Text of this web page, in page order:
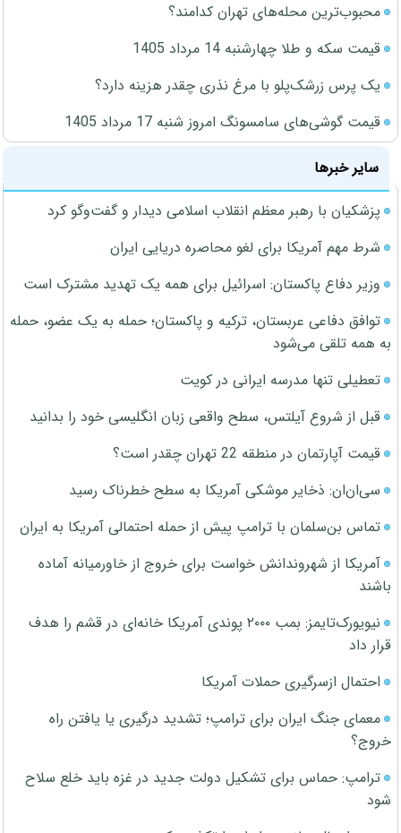
محبوب‌ترین محله‌های تهران کدامند؟
قیمت سکه و طلا چهارشنبه 14 مرداد 1405
یک پرس زرشک‌پلو با مرغ نذری چقدر هزینه دارد؟
قیمت گوشی‌های سامسونگ امروز شنبه 17 مرداد 1405
سایر خبرها
پزشکیان با رهبر معظم انقلاب اسلامی دیدار و گفت‌وگو کرد
شرط مهم آمریکا برای لغو محاصره دریایی ایران
وزیر دفاع پاکستان: اسرائیل برای همه یک تهدید مشترک است
توافق دفاعی عربستان، ترکیه و پاکستان؛ حمله به یک عضو، حمله
به همه تلقی می‌شود
تعطیلی تنها مدرسه ایرانی در کویت
قبل از شروع آیلتس، سطح واقعی زبان انگلیسی خود را بدانید
قیمت آپارتمان در منطقه 22 تهران چقدر است؟
سی‌ان‌ان: ذخایر موشکی آمریکا به سطح خطرناک رسید
تماس بن‌سلمان با ترامپ پیش از حمله احتمالی آمریکا به ایران
آمریکا از شهروندانش خواست برای خروج از خاورمیانه آماده
باشند
نیویورک‌تایمز: بمب ۲۰۰۰ پوندی آمریکا خانه‌ای در قشم را هدف
قرار داد
احتمال ازسرگیری حملات آمریکا
معمای جنگ ایران برای ترامپ؛ تشدید درگیری یا یافتن راه
خروج؟
ترامپ: حماس برای تشکیل دولت جدید در غزه باید خلع سلاح
شود